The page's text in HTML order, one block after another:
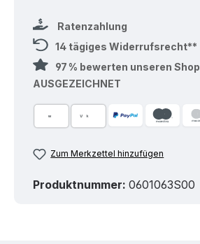
Ratenzahlung
14 tägiges Widerrufsrecht**
97 % bewerten unseren Shop
AUSGEZEICHNET
Zum Merkzettel hinzufügen
Produktnummer: 0601063S00